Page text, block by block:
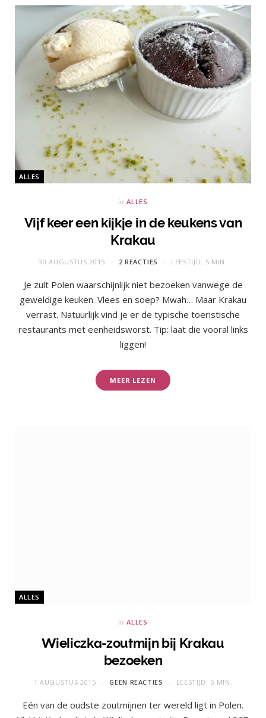
ALLES
in ALLES
Vijf keer een kijkje in de keukens van
Krakau
30 AUGUSTUS 2015 2 REACTIES LEESTIJD: 5 MIN.
Je zult Polen waarschijnlijk niet bezoeken vanwege de
geweldige keuken. Vlees en soep? Mwah… Maar Krakau
verrast. Natuurlijk vind je er de typische toeristische
restaurants met eenheidsworst. Tip: laat die vooral links
liggen!
MEER LEZEN
ALLES
in ALLES
Wieliczka-zoutmijn bij Krakau
bezoeken
1 AUGUSTUS 2015 GEEN REACTIES LEESTIJD: 5 MIN.
Eén van de oudste zoutmijnen ter wereld ligt in Polen.